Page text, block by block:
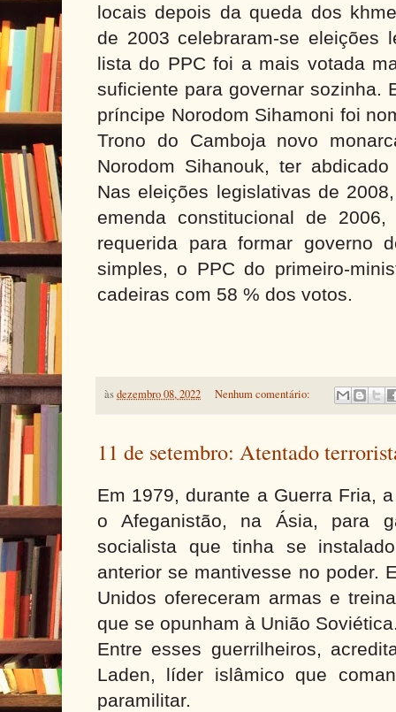
locais depois da queda dos
de 2003 celebraram-se eleições
lista do PPC foi a mais votada
suficiente para governar sozinha.
príncipe Norodom Sihamoni foi
Trono do Camboja novo
Norodom Sihanouk, ter
Nas eleições legislativas de
emenda constitucional de
requerida para formar governo
simples, o PPC do primeiro-
cadeiras com 58 % dos votos.
àsdezembro 08, 2022 Nenhum comentário:
11 de setembro: Atentado
Em 1979, durante a Guerra Fria,
o Afeganistão, na Ásia, para
socialista que tinha se
anterior se mantivesse no poder.
Unidos ofereceram armas e
que se opunham à União
Entre esses guerrilheiros,
Laden, líder islâmico que
paramilitar.